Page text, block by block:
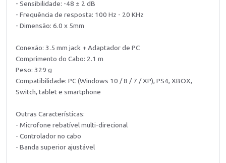
- Sensibilidade: -48 ± 2 dB
- Frequência de resposta: 100 Hz - 20 KHz
- Dimensão: 6.0 x 5mm
Conexão: 3.5 mm jack + Adaptador de PC
Comprimento do Cabo: 2.1 m
Peso: 329 g
Compatibilidade: PC (Windows 10 / 8 / 7 / XP), PS4, XBOX,
Switch, tablet e smartphone
Outras Características:
- Microfone rebatível multi-direcional
- Controlador no cabo
- Banda superior ajustável